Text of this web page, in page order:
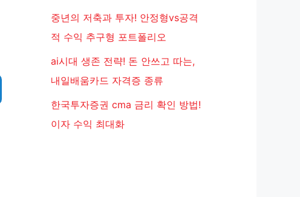
중년의 저축과 투자! 안정형vs공격
적 수익 추구형 포트폴리오
ai시대 생존 전략! 돈 안쓰고 따는,
내일배움카드 자격증 종류
한국투자증권 cma 금리 확인 방법!
이자 수익 최대화